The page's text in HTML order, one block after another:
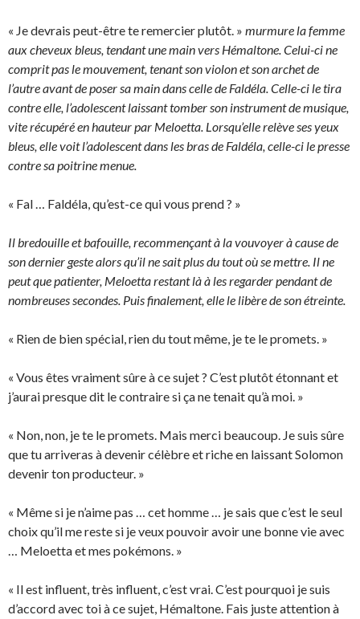
« Je devrais peut-être te remercier plutôt. » murmure la femme
aux cheveux bleus, tendant une main vers Hémaltone. Celui-ci ne
comprit pas le mouvement, tenant son violon et son archet de
l’autre avant de poser sa main dans celle de Faldéla. Celle-ci le tira
contre elle, l’adolescent laissant tomber son instrument de musique,
vite récupéré en hauteur par Meloetta. Lorsqu’elle relève ses yeux
bleus, elle voit l’adolescent dans les bras de Faldéla, celle-ci le presse
contre sa poitrine menue.
« Fal … Faldéla, qu’est-ce qui vous prend ? »
Il bredouille et bafouille, recommençant à la vouvoyer à cause de
son dernier geste alors qu’il ne sait plus du tout où se mettre. Il ne
peut que patienter, Meloetta restant là à les regarder pendant de
nombreuses secondes. Puis finalement, elle le libère de son étreinte.
« Rien de bien spécial, rien du tout même, je te le promets. »
« Vous êtes vraiment sûre à ce sujet ? C’est plutôt étonnant et
j’aurai presque dit le contraire si ça ne tenait qu’à moi. »
« Non, non, je te le promets. Mais merci beaucoup. Je suis sûre
que tu arriveras à devenir célèbre et riche en laissant Solomon
devenir ton producteur. »
« Même si je n’aime pas … cet homme … je sais que c’est le seul
choix qu’il me reste si je veux pouvoir avoir une bonne vie avec
… Meloetta et mes pokémons. »
« Il est influent, très influent, c’est vrai. C’est pourquoi je suis
d’accord avec toi à ce sujet, Hémaltone. Fais juste attention à